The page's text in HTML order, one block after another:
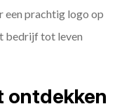
een prachtig logo op
bedrijf tot leven
ontdekken